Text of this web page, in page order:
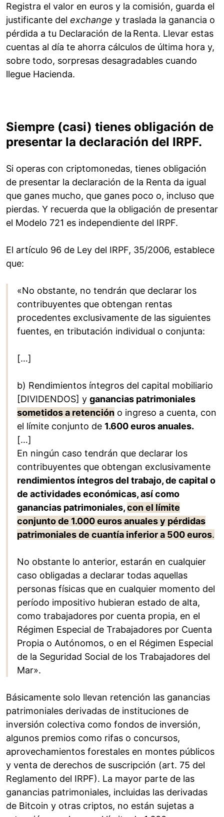
Registra el valor en euros y la comisión, guarda el
justificante del exchange y traslada la ganancia o
pérdida a tu Declaración de la Renta. Llevar estas
cuentas al día te ahorra cálculos de última hora y,
sobre todo, sorpresas desagradables cuando
llegue Hacienda.
Siempre (casi) tienes obligación de
presentar la declaración del IRPF.
Si operas con criptomonedas, tienes obligación
de presentar la declaración de la Renta da igual
que ganes mucho, que ganes poco o, incluso que
pierdas. Y recuerda que la obligación de presentar
el Modelo 721 es independiente del IRPF.
El artículo 96 de Ley del IRPF, 35/2006, establece
que:
«No obstante, no tendrán que declarar los
contribuyentes que obtengan rentas
procedentes exclusivamente de las siguientes
fuentes, en tributación individual o conjunta:
[…]
b) Rendimientos íntegros del capital mobiliario
[DIVIDENDOS] y ganancias patrimoniales
sometidos a retención o ingreso a cuenta, con
el límite conjunto de 1.600 euros anuales.
[…]
En ningún caso tendrán que declarar los
contribuyentes que obtengan exclusivamente
rendimientos íntegros del trabajo, de capital o
de actividades económicas, así como
ganancias patrimoniales,con el límite
conjunto de 1.000 euros anuales y pérdidas
patrimoniales de cuantía inferior a 500 euros.
No obstante lo anterior, estarán en cualquier
caso obligadas a declarar todas aquellas
personas físicas que en cualquier momento del
período impositivo hubieran estado de alta,
como trabajadores por cuenta propia, en el
Régimen Especial de Trabajadores por Cuenta
Propia o Autónomos, o en el Régimen Especial
de la Seguridad Social de los Trabajadores del
Mar».
Básicamente solo llevan retención las ganancias
patrimoniales derivadas de instituciones de
inversión colectiva como fondos de inversión,
algunos premios como rifas o concursos,
aprovechamientos forestales en montes públicos
y venta de derechos de suscripción (art. 75 del
Reglamento del IRPF). La mayor parte de las
ganancias patrimoniales, incluidas las derivadas
de Bitcoin y otras criptos, no están sujetas a